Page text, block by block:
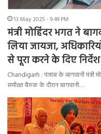
13 May 2025 - 9:49 PM
मंत्री मोहिंदर भगत ने
लिया जायजा,
से पूरा करने के दिए निर्देश
Chandigarh : पंजाब के बागवानी मंत्री
समीक्षा बैठक के दौरान बागवानी…